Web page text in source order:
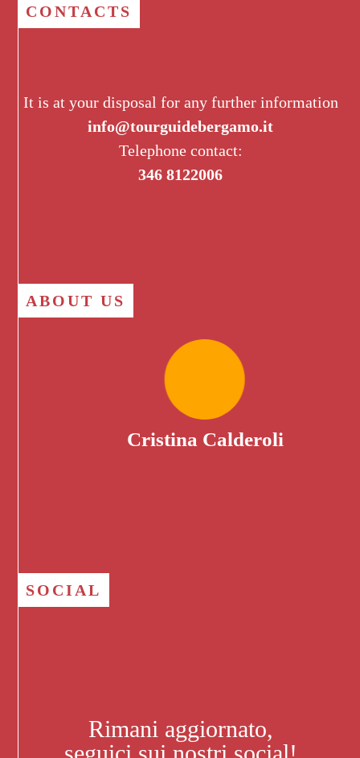
CONTACTS
It is at your disposal for any further information
info@tourguidebergamo.it
Telephone contact:
346 8122006
ABOUT US
Cristina Calderoli
SOCIAL
Rimani aggiornato,